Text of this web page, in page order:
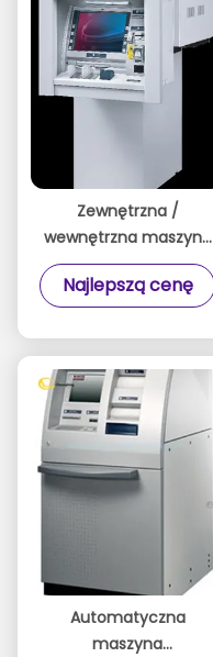
Zewnętrzna /
wewnętrzna maszyna
bankomatu,
automatyczna
Najlepszą cenę
Automatyczna
maszyna